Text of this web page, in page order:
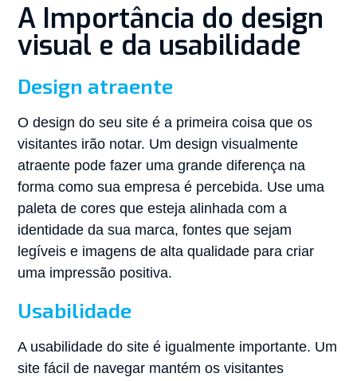
A Importância do design
visual e da usabilidade
Design atraente
O design do seu site é a primeira coisa que os
visitantes irão notar. Um design visualmente
atraente pode fazer uma grande diferença na
forma como sua empresa é percebida. Use uma
paleta de cores que esteja alinhada com a
identidade da sua marca, fontes que sejam
legíveis e imagens de alta qualidade para criar
uma impressão positiva.
Usabilidade
A usabilidade do site é igualmente importante. Um
site fácil de navegar mantém os visitantes